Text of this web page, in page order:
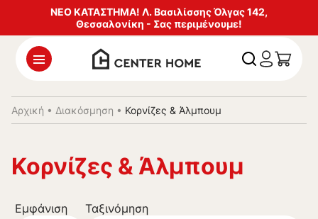
ΝΕΟ ΚΑΤΑΣΤΗΜΑ! Λ. Βασιλίσσης Όλγας 142,
Θεσσαλονίκη - Σας περιμένουμε!
Αρχική • Διακόσμηση • Κορνίζες & Άλμπουμ
Κορνίζες & Άλμπουμ
Εμφάνιση Ταξινόμηση